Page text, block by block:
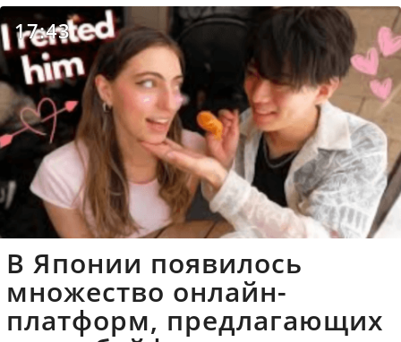
17:43
В Японии появилось
множество онлайн-
платформ, предлагающих